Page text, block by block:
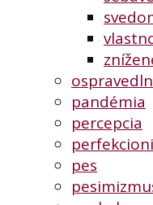
pandémia
percepcia
pes